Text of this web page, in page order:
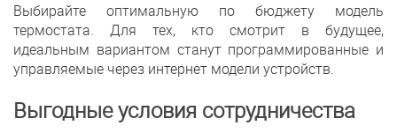
Выбирайте оптимальную по бюджету модель
термостата. Для тех, кто смотрит в будущее,
идеальным вариантом станут программированные и
управляемые через интернет модели устройств.
Выгодные условия сотрудничества